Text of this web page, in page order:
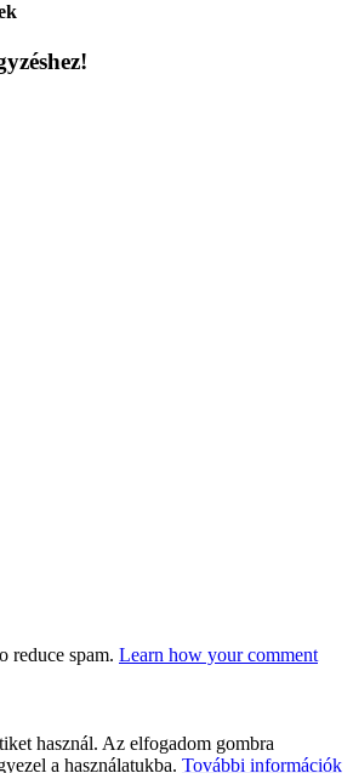
reduce spam. Learn how your comment
használ. Az elfogadom gombra
a használatukba. További információk